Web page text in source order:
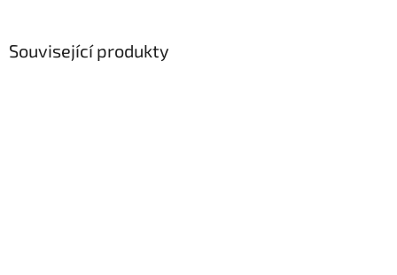
Související produkty